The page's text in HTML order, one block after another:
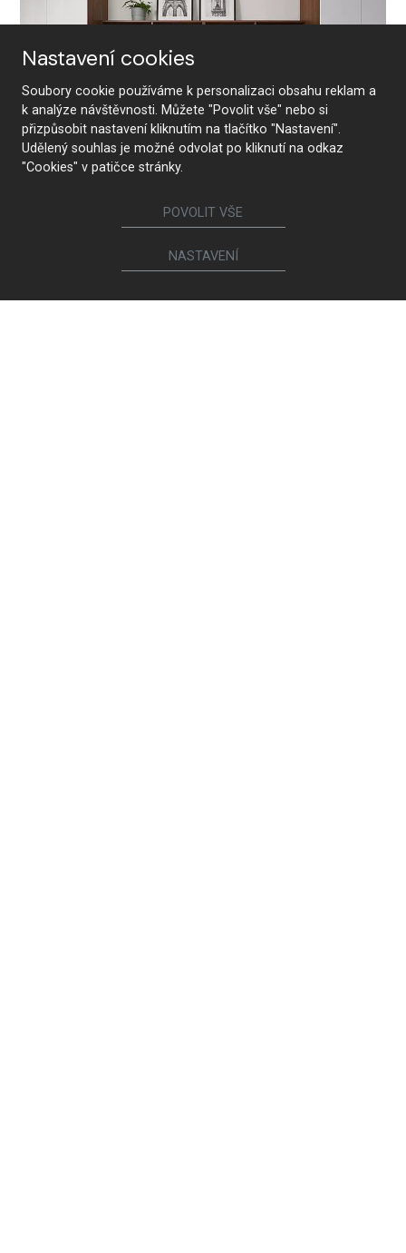
Pracovna pro studenty
Nastavení cookies
Soubory cookie používáme k personalizaci obsahu reklam a
k analýze návštěvnosti. Můžete "Povolit vše" nebo si
přizpůsobit nastavení kliknutím na tlačítko "Nastavení".
Udělený souhlas je možné odvolat po kliknutí na odkaz
"Cookies" v patičce stránky.
POVOLIT VŠE
NASTAVENÍ